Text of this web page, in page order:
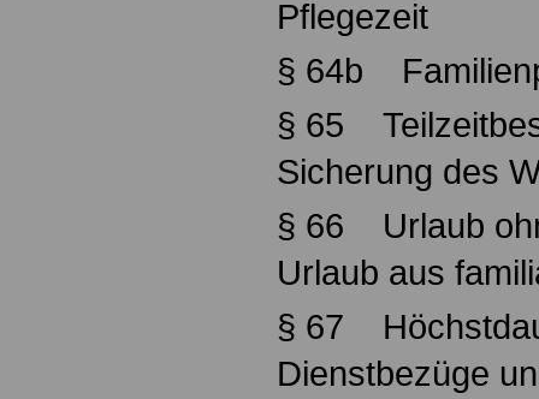
Pflegezeit
§ 64b
§ 65
Sicherung des
§ 66 Urlaub
Urlaub aus
§ 67
Dienstbezüge